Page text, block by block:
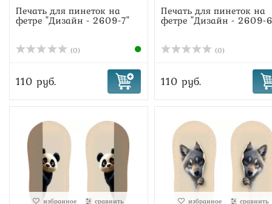
Печать для пинеток на
фетре "Дизайн - 2609-7"
(0)
110 руб.
Печать для пинеток на
фетре "Дизайн - 2609-
(0)
110 руб.
избранное сравнить избранное сравнить